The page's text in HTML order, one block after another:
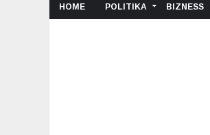
HOME POLITIKA BIZNESS